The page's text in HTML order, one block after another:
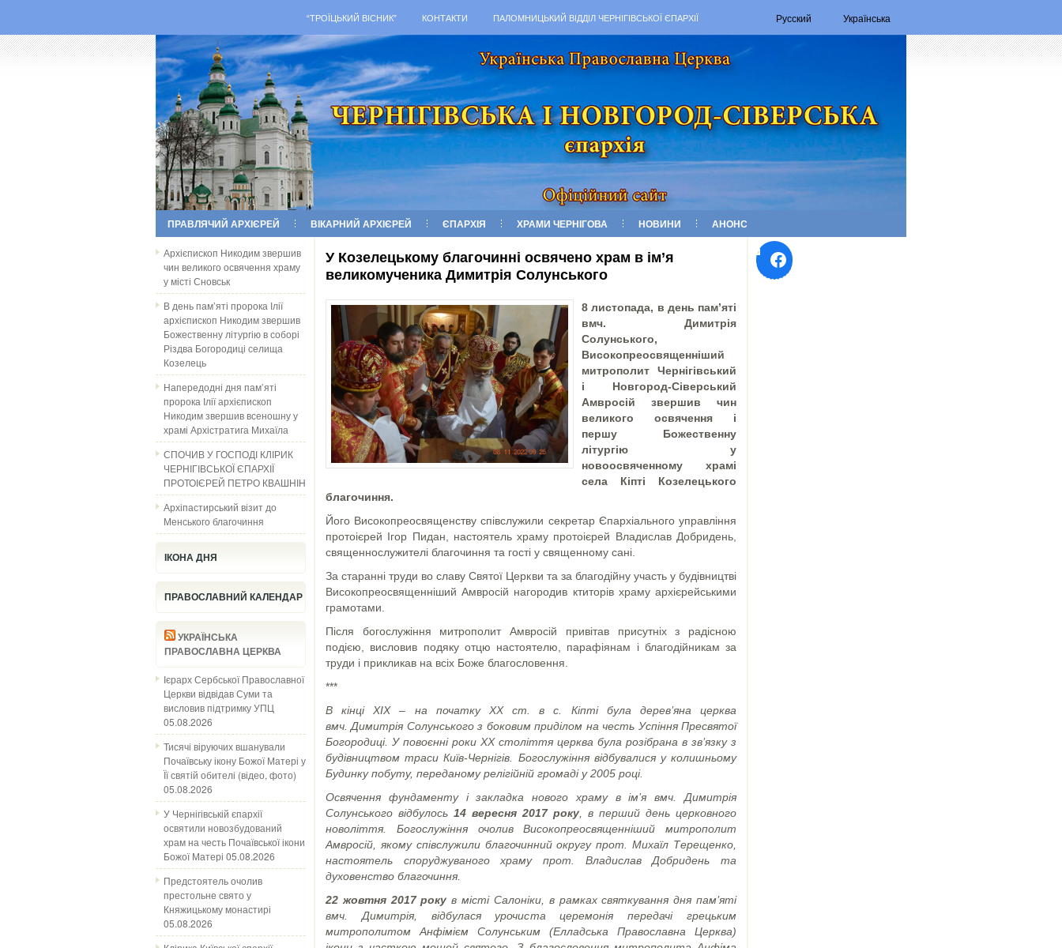
“ТРОЇЦЬКИЙ ВІСНИК” КОНТАКТИ ПАЛОМНИЦЬКИЙ ВІДДІЛ ЧЕРНІГІВСЬКОЇ ЄПАРХІЇ Русский Українська
ПРАВЛЯЧИЙ АРХІЄРЕЙ ВІКАРНИЙ АРХІЄРЕЙ ЄПАРХІЯ ХРАМИ ЧЕРНІГОВА НОВИНИ АНОНС
Архієпископ Никодим звершив
чин великого освячення храму
у місті Сновськ
В день пам’яті пророка Ілії
архієпископ Никодим звершив
Божественну літургію в соборі
Різдва Богородиці селища
Козелець
Напередодні дня пам’яті
пророка Ілії архієпископ
Никодим звершив всеношну у
храмі Архістратига Михаїла
СПОЧИВ У ГОСПОДІ КЛІРИК
ЧЕРНІГІВСЬКОЇ ЄПАРХІЇ
ПРОТОІЄРЕЙ ПЕТРО КВАШНІН
Архіпастирський візит до
Менського благочиння
ІКОНА ДНЯ
ПРАВОСЛАВНИЙ КАЛЕНДАР
УКРАЇНСЬКА
ПРАВОСЛАВНА ЦЕРКВА
Ієрарх Сербської Православної
Церкви відвідав Суми та
висловив підтримку УПЦ
05.08.2026
Тисячі віруючих вшанували
Почаївську ікону Божої Матері у
Її святій обителі (відео, фото)
05.08.2026
У Чернігівській єпархії
освятили новозбудований
храм на честь Почаївської ікони
Божої Матері 05.08.2026
Предстоятель очолив
престольне свято у
Княжицькому монастирі
05.08.2026
У Козелецькому благочинні освячено храм в ім’я
великомученика Димитрія Солунського
8 листопада, в день пам’яті
вмч. Димитрія
Солунського,
Високопреосвященніший
митрополит Чернігівський
і Новгород-Сіверський
Амвросій звершив чин
великого освячення і
першу Божественну
літургію у
новоосвяченному храмі
села Кіпті Козелецького
благочиння.
Його Високопреосвященству співслужили секретар Єпархіального управління
протоієрей Ігор Пидан, настоятель храму протоієрей Владислав Добридень,
священнослужителі благочиння та гості у священному сані.
За старанні труди во славу Святої Церкви та за благодійну участь у будівництві
Високопреосвященніший Амвросій нагородив ктиторів храму архієрейськими
грамотами.
Після богослужіння митрополит Амвросій привітав присутніх з радісною
подією, висловив подяку отцю настоятелю, парафіянам і благодійникам за
труди і прикликав на всіх Боже благословення.
***
В кінці XIX – на початку ХХ ст. в с. Кіпті була дерев’яна церква
вмч. Димитрія Солунського з боковим приділом на честь Успіння Пресвятої
Богородиці. У повоєнні роки ХХ століття церква була розібрана в зв’язку з
будівництвом траси Київ-Чернігів. Богослужіння відбувалися у колишньому
Будинку побуту, переданому релігійній громаді у 2005 році.
Освячення фундаменту і закладка нового храму в ім’я вмч. Димитрія
Солунського відбулось 14 вересня 2017 року , в перший день церковного
новоліття. Богослужіння очолив Високопреосвященніший митрополит
Амвросій, якому співслужили благочинний округу прот. Михаїл Терещенко,
настоятель споруджуваного храму прот. Владислав Добридень та
духовенство благочиння.
22 жовтня 2017 року в місті Салоніки, в рамках святкування дня пам’яті
вмч. Димитрія, відбулася урочиста церемонія передачі грецьким
митрополитом
Анфімієм Солунським (Елладська Православна Церква)
Facebook